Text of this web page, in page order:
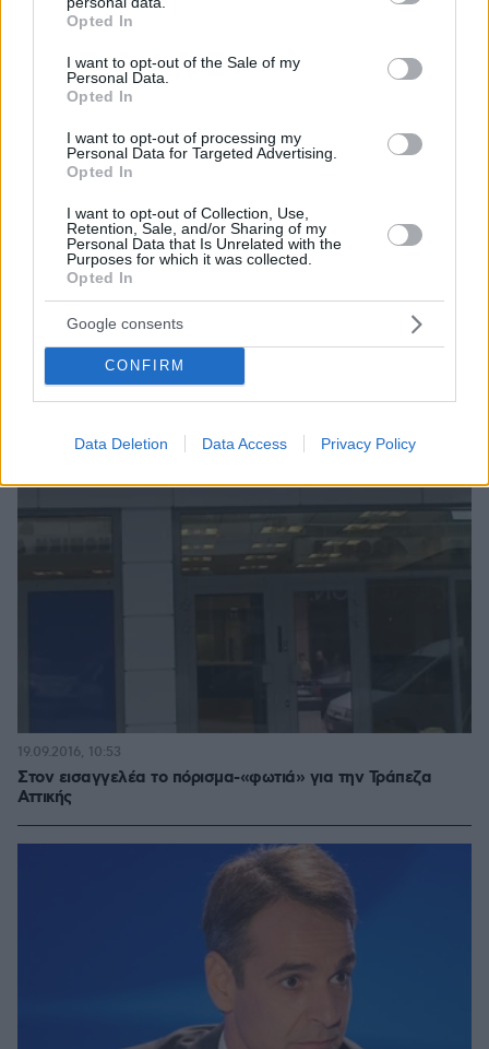
grant or deny consent to Google and its third-party tags to
use your data for below specified purposes in below Google
consent section.
Opted In
I want to opt-out of the Sale of my
Personal Data.
Opted In
I want to opt-out of processing my
Personal Data for Targeted Advertising.
Opted In
I want to opt-out of Collection, Use,
Retention, Sale, and/or Sharing of my
Personal Data that Is Unrelated with the
Purposes for which it was collected.
Opted In
Google consents
CONFIRM
Data Deletion Data Access Privacy Policy
Τράπεζα Αττικής: Δάνεια 77,6 εκατ. € στον Καλογρίτσα τους
τελευταίους 20 μήνες
Στον εισαγγελέα το πόρισμα-«φωτιά» για την Τράπεζα
Αττικής
19.09.2016, 10:53